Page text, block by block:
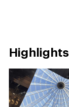
Highlights